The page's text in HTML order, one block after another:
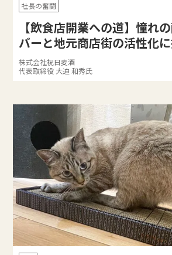
社長の奮闘
【飲食店開業への道】憧れ
バーと地元商店街の活性化
株式会社祝日麦酒
代表取締役 大迫 和秀氏